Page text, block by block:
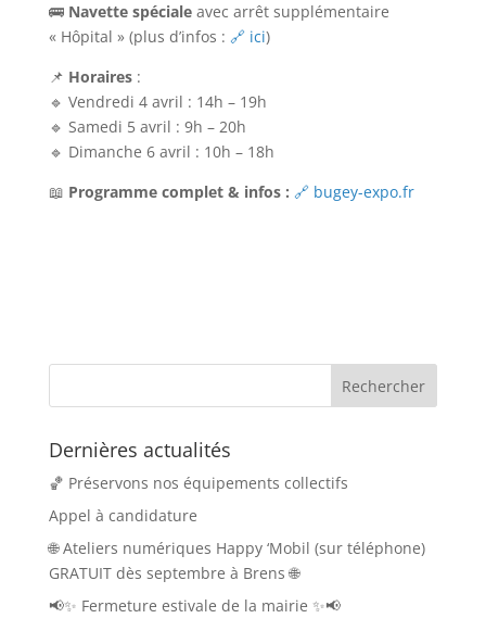
🚌 Navette spécialeavec arrêt supplémentaire
« Hôpital » (plus d’infos : 🔗 ici)
📌 Horaires:
🔹 Vendredi 4 avril : 14h – 19h
🔹 Samedi 5 avril : 9h – 20h
🔹 Dimanche 6 avril : 10h – 18h
📖 Programme complet & infos : 🔗 bugey-expo.fr
Dernières actualités
🏀 Préservons nos équipements collectifs
Appel à candidature
🌐 Ateliers numériques Happy ‘Mobil (sur téléphone)
GRATUIT dès septembre à Brens 🌐
📢✨ Fermeture estivale de la mairie ✨📢